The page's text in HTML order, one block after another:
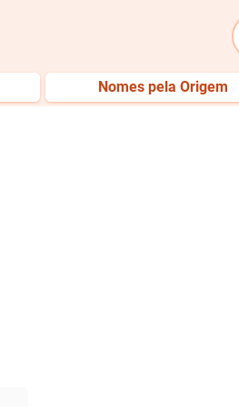
Nomes pela Origem